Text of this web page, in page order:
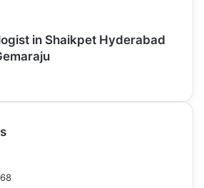
in Shaikpet Hyderabad